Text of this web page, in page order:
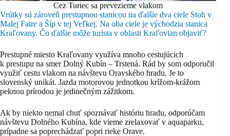
Cez Turiec sa prevezieme vlakom
Vrútky sú zároveň prestupnou stanicou na ďalšie dva ciele Stoh v
Malej Fatre a Šíp v tej Veľkej. Na oba ciele je východzia stanica
Kraľovany. Čo ďalšie môže turista v oblasti Kraľovian objaviť?
Prestupné miesto Kraľovany využíva mnoho cestujúcich
k prestupu na smer Dolný Kubín – Trstená. Rád by som odporučil
využiť cestu vlakom na návštevu Oravského hradu. Je to
slovenský unikát. Jazda motorovou jednotkou krížom-krážom
peknou prírodou je jedinečným zážitkom.
Ak by niekto nemal chuť spoznávať históriu hradu, odporúčam
návštevu Dolného Kubína, kde vieme zrelaxovať v aquaparku,
prípadne sa poprechádzať popri rieke Orave.